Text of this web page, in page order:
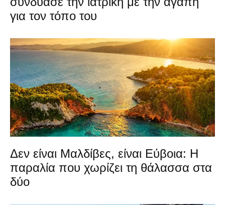
για τον τόπο του
Δεν είναι Μαλδίβες, είναι Εύβοια: Η
παραλία που χωρίζει τη θάλασσα στα
δύο